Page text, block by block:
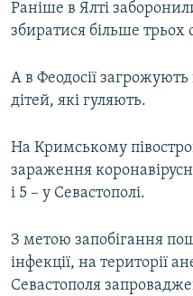
Раніше в Ялті
збиратися більше трьох
А в Феодосії
дітей, які гуляють.
На Кримському
зараження
і 5 – у Севастополі.
З метою запобігання
інфекції, на території
Севастополя